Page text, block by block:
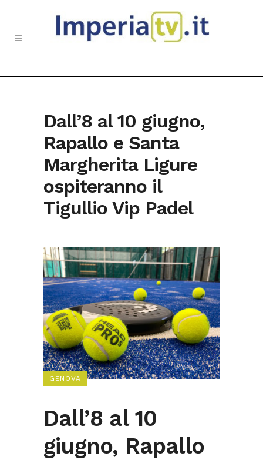
Dall’8 al 10 giugno,
Rapallo e Santa
Margherita Ligure
ospiteranno il
Tigullio Vip Padel
GENOVA
Dall’8 al 10
giugno, Rapallo